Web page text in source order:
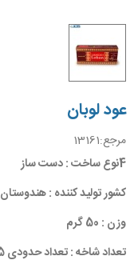
عود لوبان
مرجع:13161
4نوع ساخت : دست ساز
کشور تولید کننده : هندوستان
وزن : 50 گرم
تعداد شاخه : تعداد حدودی 35 الی 40 شاخه